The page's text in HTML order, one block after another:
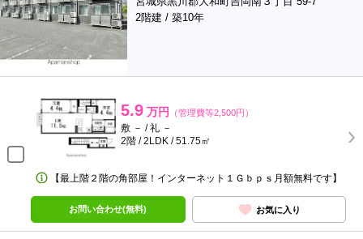
2階建 / 築10年
5.9 万円 （管理費等2,500円）
敷 － / 礼 －
2階 / 2LDK / 51.75㎡
【最上階２階の角部屋！インターネット１Ｇｂｐｓ月額無料です】
お問い合わせ(無料) お気に入り